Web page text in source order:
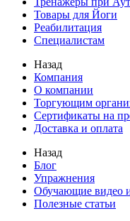
Товары для Йоги
Реабилитация
Специалистам
Назад
Компания
О компании
Торгующим
Сертификаты на
Доставка и оплата
Назад
Блог
Упражнения
Обучающие видео
Полезные статьи